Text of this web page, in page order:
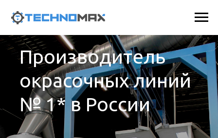
Производитель
окрасочных линий
№ 1* в России